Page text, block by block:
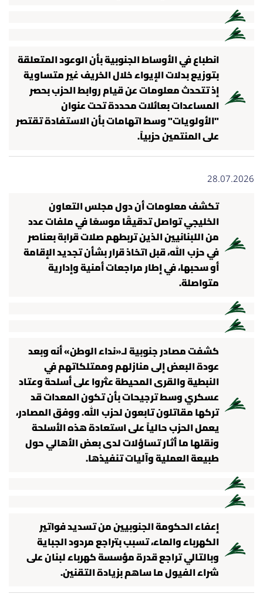
انطباع في الأوساط الجنوبية بأن الوعود المتعلقة
بتوزيع بدلات الإيواء خلال الخريف غير متساوية
إذ تتحدث معلومات عن قيام روابط الحزب بحصر
المساعدات بعائلات محددة تحت عنوان
"الأولويات" وسط اتهامات بأن الاستفادة تقتصر
على المنتمين حزبياً.
28.07.2026
تكشف معلومات أن دول مجلس التعاون
الخليجي تواصل تدقيقًا موسعًا في ملفات عدد
من اللبنانيين الذين تربطهم صلات قرابة بعناصر
في حزب الله، قبل اتخاذ قرار بشأن تجديد الإقامة
أو سحبها، في إطار مراجعات أمنية وإدارية
متواصلة.
كشفت مصادر جنوبية لـ«نداء الوطن» أنه وبعد
عودة البعض إلى منازلهم وممتلكاتهم في
النبطية والقرى المحيطة عثروا على أسلحة وعتاد
عسكري وسط ترجيحات بأن تكون المعدات قد
تركها مقاتلون تابعون لحزب الله. ووفق المصادر،
يعمل الحزب حالياً على استعادة هذه الأسلحة
ونقلها ما أثار تساؤلات لدى بعض الأهالي حول
طبيعة العملية وآليات تنفيذها.
إعفاء الحكومة الجنوبيين من تسديد فواتير
الكهرباء والماء، تسبب بتراجع مردود الجباية
وبالتالي تراجع قدرة مؤسسة كهرباء لبنان على
شراء الفيول ما ساهم بزيادة التقنين.